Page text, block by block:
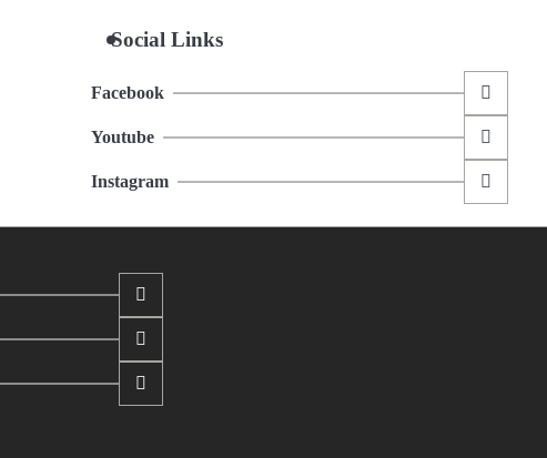
Social Links
Facebook
Youtube
Instagram